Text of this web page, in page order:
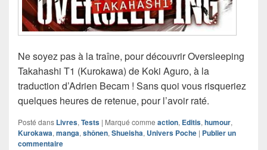
Ne soyez pas à la traîne, pour découvrir Oversleeping
Takahashi T1 (Kurokawa) de Koki Aguro, à la
traduction d’Adrien Becam ! Sans quoi vous risqueriez
quelques heures de retenue, pour l’avoir raté.
Posté dans Livres, Tests | Marqué comme action, Editis, humour,
Kurokawa, manga, shônen, Shueisha, Univers Poche | Publier un
commentaire